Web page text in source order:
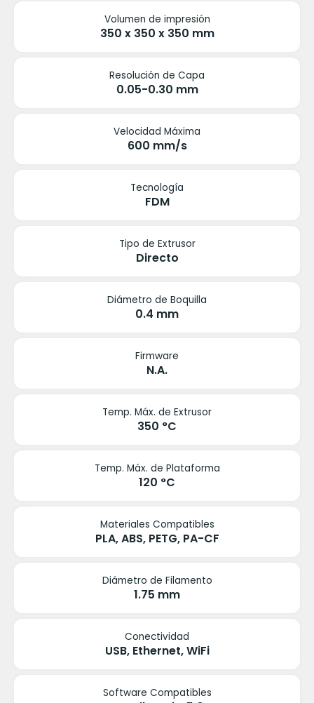
Volumen de impresión
350 x 350 x 350 mm
Resolución de Capa
0.05-0.30 mm
Velocidad Máxima
600 mm/s
Tecnología
FDM
Tipo de Extrusor
Directo
Diámetro de Boquilla
0.4 mm
Firmware
N.A.
Temp. Máx. de Extrusor
350 °C
Temp. Máx. de Plataforma
120 °C
Materiales Compatibles
PLA, ABS, PETG, PA-CF
Diámetro de Filamento
1.75 mm
Conectividad
USB, Ethernet, WiFi
Software Compatibles